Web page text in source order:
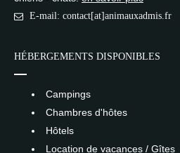
E-mail: contact[at]animauxadmis.fr
HÉBERGEMENTS DISPONIBLES
Campings
Chambres d'hôtes
Hôtels
Location de vacances / Gîtes